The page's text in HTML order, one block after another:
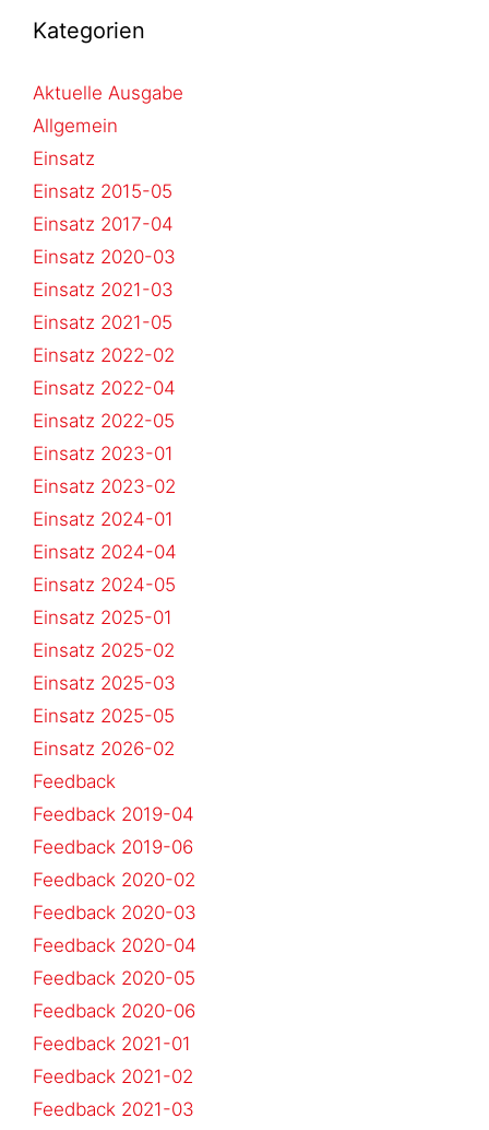
Kategorien
Aktuelle Ausgabe
Allgemein
Einsatz
Einsatz 2015-05
Einsatz 2017-04
Einsatz 2020-03
Einsatz 2021-03
Einsatz 2021-05
Einsatz 2022-02
Einsatz 2022-04
Einsatz 2022-05
Einsatz 2023-01
Einsatz 2023-02
Einsatz 2024-01
Einsatz 2024-04
Einsatz 2024-05
Einsatz 2025-01
Einsatz 2025-02
Einsatz 2025-03
Einsatz 2025-05
Einsatz 2026-02
Feedback
Feedback 2019-04
Feedback 2019-06
Feedback 2020-02
Feedback 2020-03
Feedback 2020-04
Feedback 2020-05
Feedback 2020-06
Feedback 2021-01
Feedback 2021-02
Feedback 2021-03